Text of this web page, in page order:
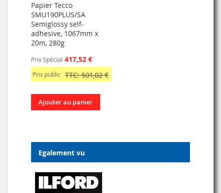
Papier Tecco
SMU190PLUS/SA
Semiglossy self-
adhesive, 1067mm x
20m, 280g
Prix Spécial 417,52 €
Prix public TTC: 501,02 €
Ajouter au panier
Egalement vu